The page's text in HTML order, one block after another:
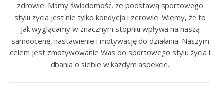
zdrowie. Mamy świadomość, że podstawą sportowego
stylu życia jest nie tylko kondycja i zdrowie. Wiemy, że to
jak wyglądamy w znacznym stopniu wpływa na naszą
samoocenę, nastawienie i motywację do działania. Naszym
celem jest zmotywowanie Was do sportowego stylu życia i
dbania o siebie w każdym aspekcie.